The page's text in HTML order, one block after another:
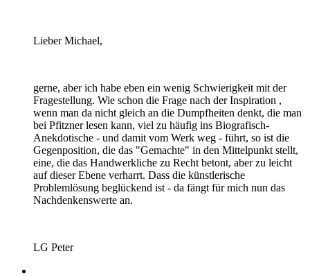
Lieber Michael,
gerne, aber ich habe eben ein wenig Schwierigkeit mit der
Fragestellung. Wie schon die Frage nach der Inspiration ,
wenn man da nicht gleich an die Dumpfheiten denkt, die man
bei Pfitzner lesen kann, viel zu häufig ins Biografisch-
Anekdotische - und damit vom Werk weg - führt, so ist die
Gegenposition, die das "Gemachte" in den Mittelpunkt stellt,
eine, die das Handwerkliche zu Recht betont, aber zu leicht
auf dieser Ebene verharrt. Dass die künstlerische
Problemlösung beglückend ist - da fängt für mich nun das
Nachdenkenswerte an.
LG Peter